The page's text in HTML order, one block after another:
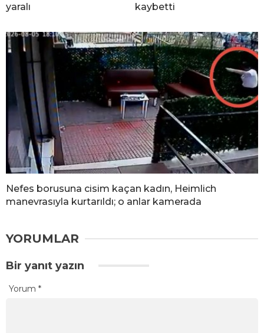
yaralı
kaybetti
Nefes borusuna cisim kaçan kadın, Heimlich
manevrasıyla kurtarıldı; o anlar kamerada
YORUMLAR
Bir yanıt yazın
Yorum *